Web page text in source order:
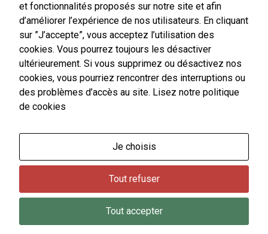
NOUS CONTACTER
Horaires
d'ouverture
est assuré par l'agent d'accueil de France Services le
samedi matin.
et fonctionnalités proposés sur notre site et afin
d’améliorer l’expérience de nos utilisateurs. En cliquant
sur ”J’accepte”, vous acceptez l’utilisation des
cookies. Vous pourrez toujours les désactiver
ultérieurement. Si vous supprimez ou désactivez nos
cookies, vous pourriez rencontrer des interruptions ou
des problèmes d’accès au site. Lisez notre politique
de cookies
Je choisis
Tout refuser
Tout accepter
Nécessaires
Ces cookies
fonctionnement
de notre site
Statistiques
Afin de vous
proposer des